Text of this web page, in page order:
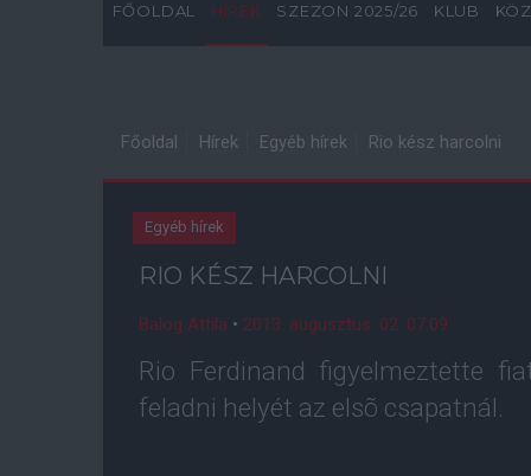
FŐOLDAL HÍREK SZEZON 2025/26 KLUB
Főoldal Hírek Egyéb hírek Rio kész harcolni
Egyéb hírek
RIO KÉSZ HARCOLNI
Balog Attila • 2013. augusztus. 02. 07:09
Rio Ferdinand figyelmeztette
feladni helyét az elsõ csapatnál.